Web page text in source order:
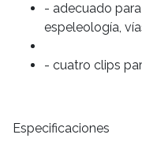
- adecuado
espeleología,
- cuatro clips
Especificaciones